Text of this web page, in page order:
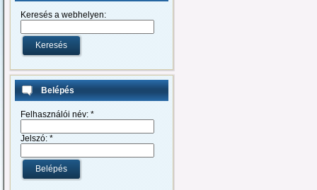
Keresés a webhelyen:
Belépés
Felhasználói név: *
Jelszó: *